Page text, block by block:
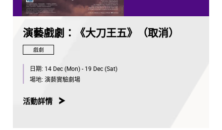
演藝戲劇：《大刀王五》（取消）
戲劇
日期: 14 Dec (Mon) - 19 Dec (Sat)
場地: 演藝實驗劇場
活動詳情